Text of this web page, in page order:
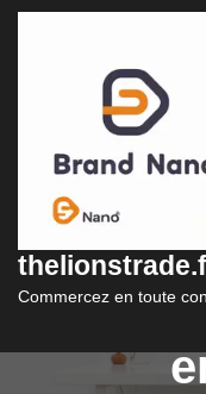
content
Commercez en toute